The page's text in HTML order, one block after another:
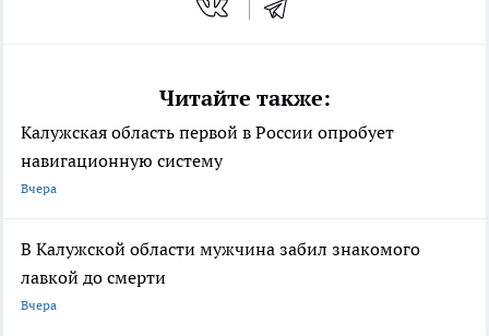
Читайте также:
Калужская область первой в России опробует
навигационную систему
Вчера
В Калужской области мужчина забил знакомого
лавкой до смерти
Вчера